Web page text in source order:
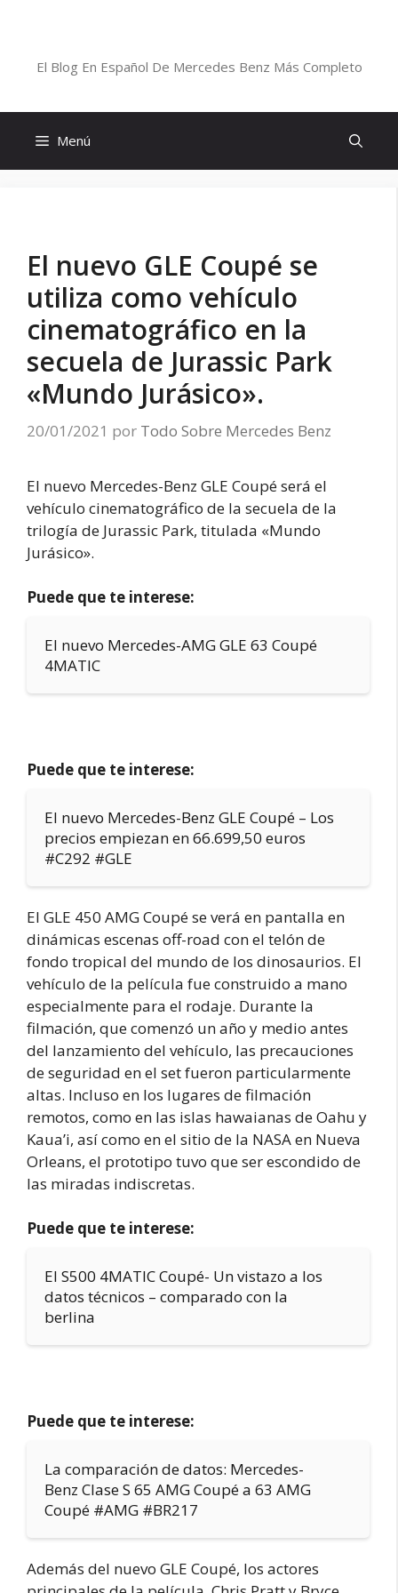
El Blog En Español De Mercedes Benz Más Completo
Menú
El nuevo GLE Coupé se
utiliza como vehículo
cinematográfico en la
secuela de Jurassic Park
«Mundo Jurásico».
20/01/2021 por Todo Sobre Mercedes Benz
El nuevo Mercedes-Benz GLE Coupé será el
vehículo cinematográfico de la secuela de la
trilogía de Jurassic Park, titulada «Mundo
Jurásico».
Puede que te interese:
El nuevo Mercedes-AMG GLE 63 Coupé
4MATIC
Puede que te interese:
El nuevo Mercedes-Benz GLE Coupé – Los
precios empiezan en 66.699,50 euros
#C292 #GLE
El GLE 450 AMG Coupé se verá en pantalla en
dinámicas escenas off-road con el telón de
fondo tropical del mundo de los dinosaurios. El
vehículo de la película fue construido a mano
especialmente para el rodaje. Durante la
filmación, que comenzó un año y medio antes
del lanzamiento del vehículo, las precauciones
de seguridad en el set fueron particularmente
altas. Incluso en los lugares de filmación
remotos, como en las islas hawaianas de Oahu y
Kaua’i, así como en el sitio de la NASA en Nueva
Orleans, el prototipo tuvo que ser escondido de
las miradas indiscretas.
Puede que te interese:
El S500 4MATIC Coupé- Un vistazo a los
datos técnicos – comparado con la
berlina
Puede que te interese:
La comparación de datos: Mercedes-
Benz Clase S 65 AMG Coupé a 63 AMG
Coupé #AMG #BR217
Además del nuevo GLE Coupé, los actores